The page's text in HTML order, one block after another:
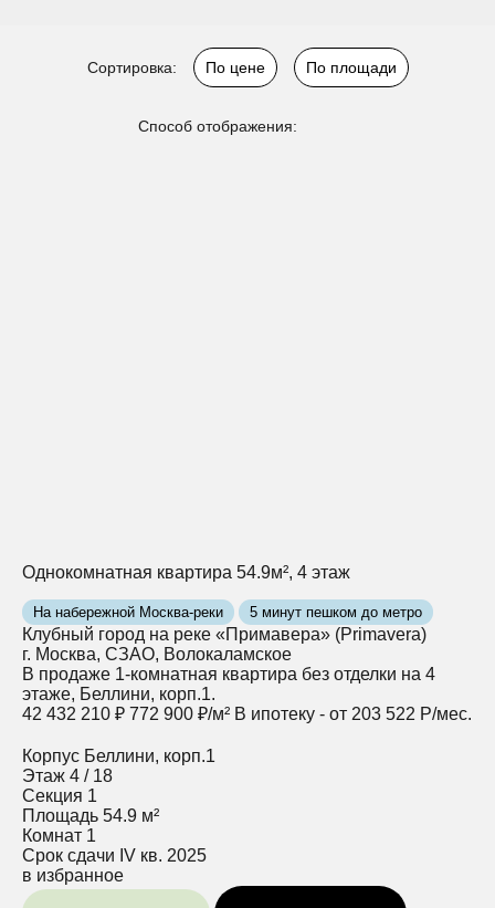
Сортировка: По цене По площади
Способ отображения:
Однокомнатная квартира 54.9м², 4 этаж
На набережной Москва-реки 5 минут пешком до метро
Клубный город на реке «Примавера» (Primavera)
г. Москва, СЗАО, Волокаламское
В продаже 1-комнатная квартира без отделки на 4
этаже, Беллини, корп.1.
42 432 210 ₽ 772 900 ₽/м² В ипотеку - от 203 522 Р/мес.
Корпус Беллини, корп.1
Этаж 4 / 18
Секция 1
Площадь 54.9 м²
Комнат 1
Срок сдачи IV кв. 2025
в избранное